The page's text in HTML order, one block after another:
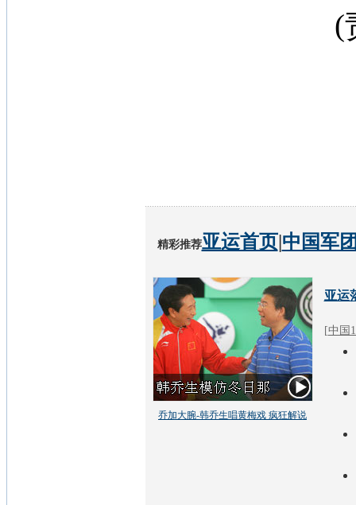
(
精彩推荐亚运首页|中国军
乔加大腕-韩乔生唱黄梅戏 疯狂解说
亚运
[中国